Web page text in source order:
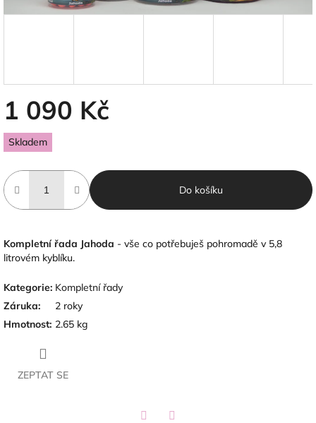
1 090 Kč
Měrná
cena:
Skladem
Do košíku
Kompletní řada Jahoda - vše co potřebuješ pohromadě v 5,8
litrovém kyblíku.
Kategorie: Kompletní řady
Záruka:
2 roky
Hmotnost: 2.65 kg
ZEPTAT SE